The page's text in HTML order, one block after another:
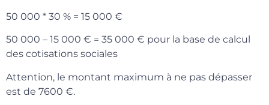
50 000 * 30 % = 15 000 €
50 000 – 15 000 € = 35 000 € pour la base de calcul
des cotisations sociales
Attention, le montant maximum à ne pas dépasser
est de 7600 €.